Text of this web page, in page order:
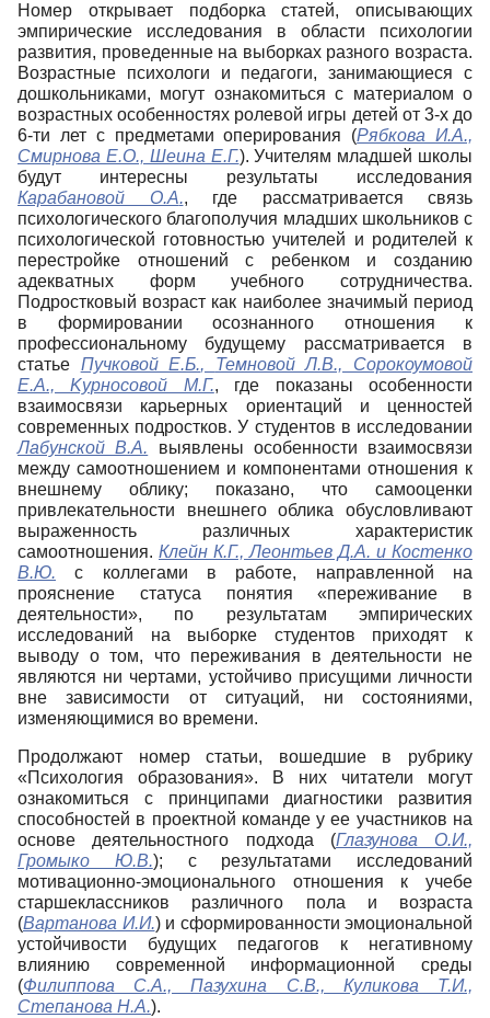
Номер открывает подборка статей, описывающих
эмпирические исследования в области психологии
развития, проведенные на выборках разного возраста.
Возрастные психологи и педагоги, занимающиеся с
дошкольниками, могут ознакомиться с материалом о
возрастных особенностях ролевой игры детей от 3-х до
6-ти лет с предметами оперирования (Рябкова И.А.,
Смирнова Е.О., Шеина Е.Г.). Учителям младшей школы
будут интересны результаты исследования
Карабановой О.А., где рассматривается связь
психологического благополучия младших школьников с
психологической готовностью учителей и родителей к
перестройке отношений с ребенком и созданию
адекватных форм учебного сотрудничества.
Подростковый возраст как наиболее значимый период
в формировании осознанного отношения к
профессиональному будущему рассматривается в
статье Пучковой Е.Б., Темновой Л.В., Сорокоумовой
Е.А., Kурносовой М.Г., где показаны особенности
взаимосвязи карьерных ориентаций и ценностей
современных подростков. У студентов в исследовании
Лабунской В.А. выявлены особенности взаимосвязи
между самоотношением и компонентами отношения к
внешнему облику; показано, что самооценки
привлекательности внешнего облика обусловливают
выраженность различных характеристик
самоотношения. Клейн К.Г., Леонтьев Д.А. и Костенко
В.Ю. с коллегами в работе, направленной на
прояснение статуса понятия «переживание в
деятельности», по результатам эмпирических
исследований на выборке студентов приходят к
выводу о том, что переживания в деятельности не
являются ни чертами, устойчиво присущими личности
вне зависимости от ситуаций, ни состояниями,
изменяющимися во времени.
Продолжают номер статьи, вошедшие в рубрику
«Психология образования». В них читатели могут
ознакомиться с принципами диагностики развития
способностей в проектной команде у ее участников на
основе деятельностного подхода (Глазунова О.И.,
Громыко Ю.В.); с результатами исследований
мотивационно-эмоционального отношения к учебе
старшеклассников различного пола и возраста
(Вартанова И.И.) и сформированности эмоциональной
устойчивости будущих педагогов к негативному
влиянию современной информационной среды
(Филиппова С.А., Пазухина С.В., Куликова Т.И.,
Степанова Н.А.).